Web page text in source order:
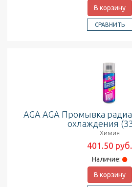
В корзину
СРАВНИТЬ
AGA AGA Промывка
охлаждения
Химия
401.50 руб.
Наличие:
В корзину